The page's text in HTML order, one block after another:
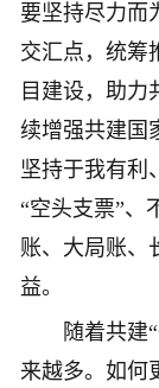
要坚持尽力而
交汇点，统筹
目建设，助力
续增强共建国
坚持于我有利
“空头支票”、
账、大局账、
益。
随着共建“
来越多。如何